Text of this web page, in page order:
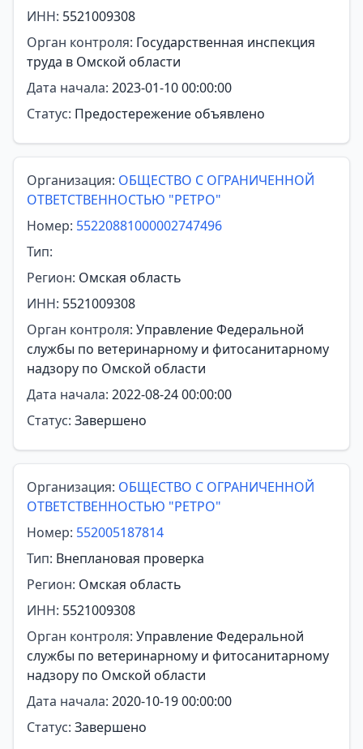
ИНН: 5521009308
Орган контроля: Государственная инспекция
труда в Омской области
Дата начала: 2023-01-10 00:00:00
Статус: Предостережение объявлено
Организация: ОБЩЕСТВО С ОГРАНИЧЕННОЙ
ОТВЕТСТВЕННОСТЬЮ "РЕТРО"
Номер: 55220881000002747496
Тип:
Регион: Омская область
ИНН: 5521009308
Орган контроля: Управление Федеральной
службы по ветеринарному и фитосанитарному
надзору по Омской области
Дата начала: 2022-08-24 00:00:00
Статус: Завершено
Организация: ОБЩЕСТВО С ОГРАНИЧЕННОЙ
ОТВЕТСТВЕННОСТЬЮ "РЕТРО"
Номер: 552005187814
Тип: Внеплановая проверка
Регион: Омская область
ИНН: 5521009308
Орган контроля: Управление Федеральной
службы по ветеринарному и фитосанитарному
надзору по Омской области
Дата начала: 2020-10-19 00:00:00
Статус: Завершено